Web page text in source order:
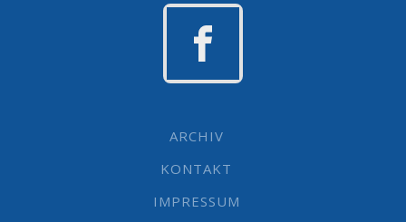
ARCHIV
KONTAKT
IMPRESSUM